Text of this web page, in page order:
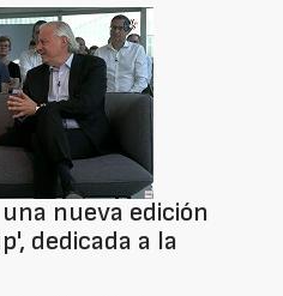
nueva edición
dedicada a la